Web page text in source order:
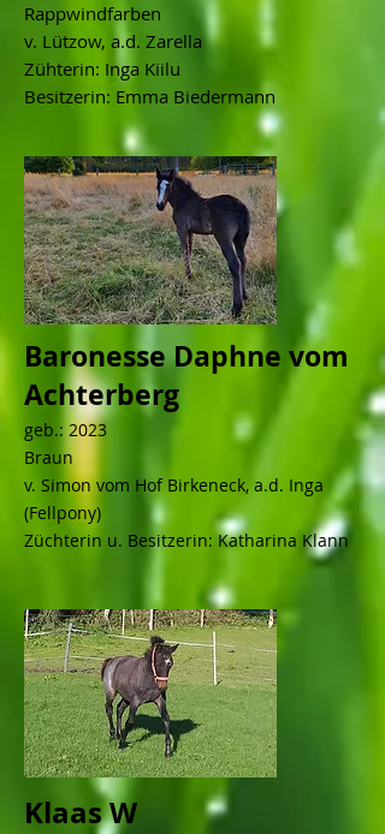
Rappwindfarben
v. Lützow, a.d. Zarella
Zühterin: Inga Kiilu
Besitzerin: Emma Biedermann
Baronesse Daphne vom
Achterberg
geb.: 2023
Braun
v. Simon vom Hof Birkeneck, a.d. Inga
(Fellpony)
Züchterin u. Besitzerin: Katharina Klann
Klaas W